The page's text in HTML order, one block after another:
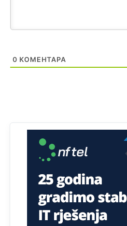
0 КОМЕНТАРА
Анонимно2800732 јуче 6:20
Анонимно2806339 4:23
Анонимно2806419
биће увек држава за турчина
Анонимно2806552
5:39
nije mujo turcin, mujo ue bendasr
Анонимно2806721 6:37